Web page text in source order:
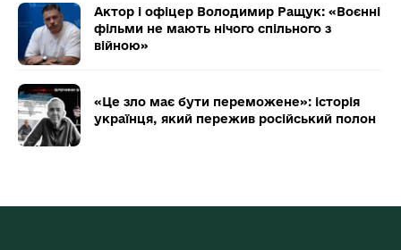
Актор і офіцер Володимир Ращук: «Воєнні
фільми не мають нічого спільного з
війною»
«Це зло має бути переможене»: історія
українця, який пережив російський полон